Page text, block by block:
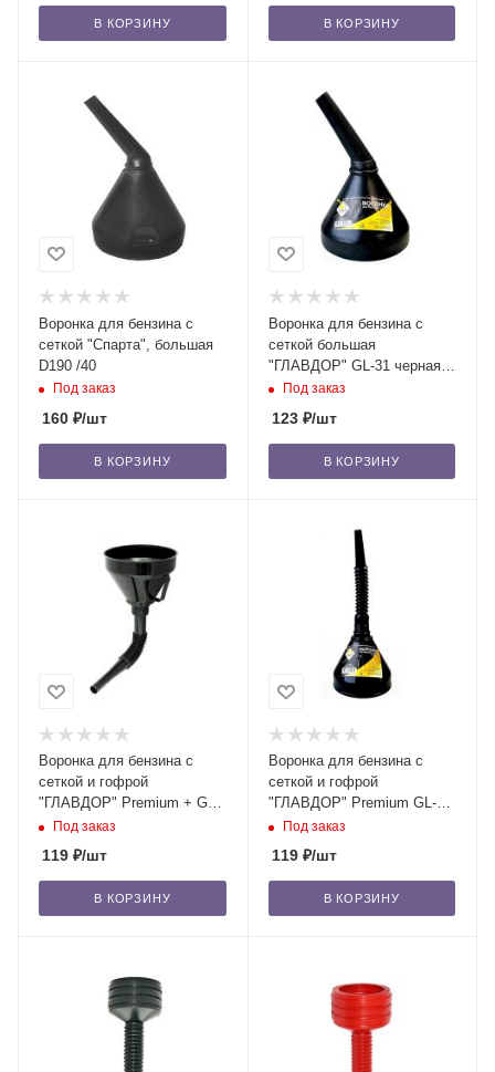
В КОРЗИНУ В КОРЗИНУ
Воронка для бензина с
сеткой "Спарта", большая
D190 /40
Под заказ
160 ₽/шт
В КОРЗИНУ
Воронка для бензина с
сеткой большая
"ГЛАВДОР" GL-31 черная,
D170 мм /25
Под заказ
123₽/шт
В КОРЗИНУ
Воронка для бензина с
сеткой и гофрой
"ГЛАВДОР" Premium + GL-
798 разборная, D160
черная /50
Под заказ
119 ₽/шт
В КОРЗИНУ
Воронка для бензина с
сеткой и гофрой
"ГЛАВДОР" Premium GL-
440 разборная, черная,
D135 мм /50
Под заказ
119₽/шт
В КОРЗИНУ